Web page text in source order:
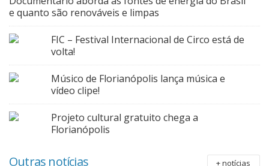
e quanto são renováveis e limpas
FIC – Festival Internacional de Circo está de
volta!
Músico de Florianópolis lança música e
vídeo clipe!
Projeto cultural gratuito chega a
Florianópolis
Outras notícias + notícias